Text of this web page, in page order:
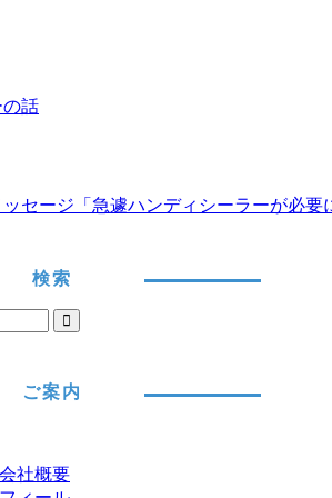
話
セージ「急遽ハンディシーラーが必要
検索
ご案内
社概要